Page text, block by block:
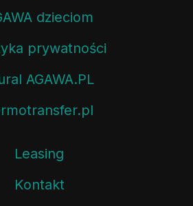
dzieciom
prywatności
AGAWA.PL
Leasing
Kontakt